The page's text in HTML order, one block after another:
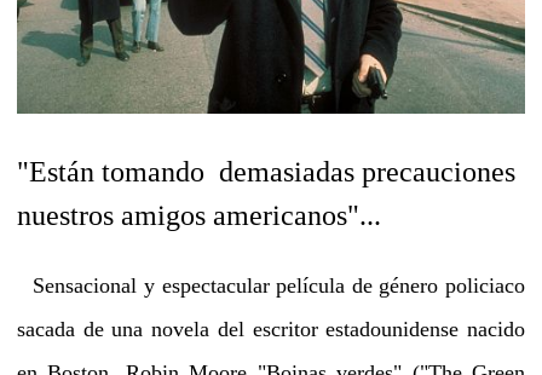
"Están tomando demasiadas precauciones
nuestros amigos americanos"...
Sensacional y espectacular película de género policiaco
sacada de una novela del escritor estadounidense nacido